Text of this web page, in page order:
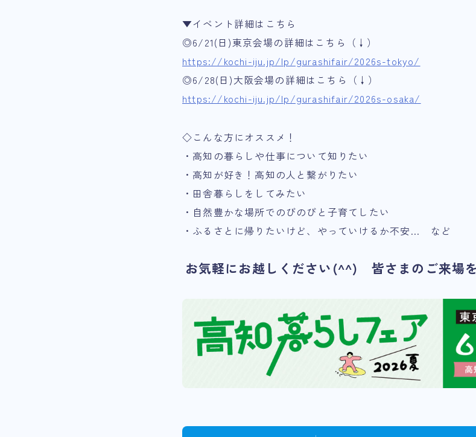
▼イベント詳細はこちら
◎6/21(日)東京会場の詳細はこちら（↓）
https://kochi-iju.jp/lp/gurashifair/2026s-tokyo/
◎6/28(日)大阪会場の詳細はこちら（↓）
https://kochi-iju.jp/lp/gurashifair/2026s-osaka/
◇こんな方にオススメ！
・高知の暮らしや仕事について知りたい
・高知が好き！高知の人と繋がりたい
・田舎暮らしをしてみたい
・自然豊かな場所でのびのびと子育てしたい
・ふるさとに帰りたいけど、やっていけるか不安… など
お気軽にお越しください(^^) 皆さまのご来場